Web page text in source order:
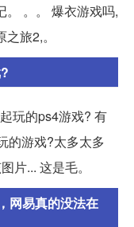
。 。。 爆衣游戏吗,
旅2,。
玩的ps4游戏? 有
的游戏?太多太多
片... 这是毛。
网易真的没法在